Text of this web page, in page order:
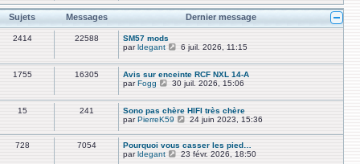
d
i
e
m
e
s
a
g
e
i
d
e
i
e
m
e
s
g
e
Sujets Messages Dernier message
2414 22588
SM57 mods
parldegant
V
i
r
l
d
e
r
n
i
e
6 juil. 2026, 11:15
1755 16305
Avis sur enceinte RCF NXL 14-A
parFogg
V
i
r
l
d
e
r
30 juil. 2026, 15:06
15 241
Sono pas chère HIFI très chère
parPierreK59
V
i
r
l
24 juin 2023, 15:36
728 7054
Pourquoi vous casser les pied…
parldegant
V23 févr. 2026, 18:50